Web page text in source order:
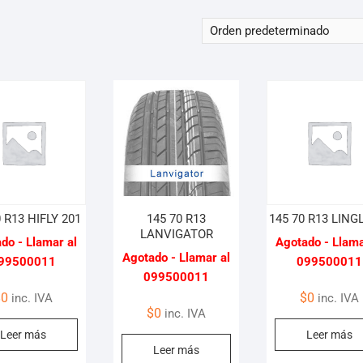
HIFLY 201
- Llamar al
0 inc. IVA
Leer más
145 70 R13
LANVIGATOR
Agotado - Llamar al
099500011
$0 inc. IVA
Leer más
145 70 R13
Agotado -
099500011
$0 inc. IVA
Leer más